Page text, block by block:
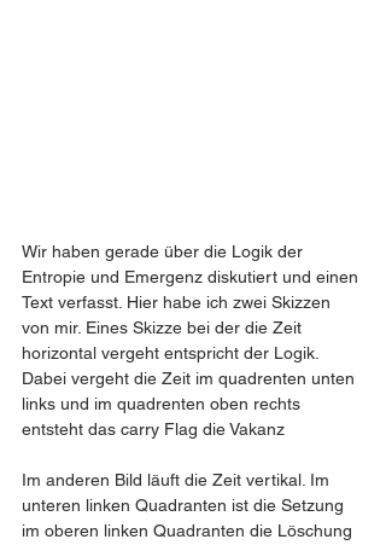
Wir haben gerade über die Logik der
Entropie und Emergenz diskutiert und einen
Text verfasst. Hier habe ich zwei Skizzen
von mir. Eines Skizze bei der die Zeit
horizontal vergeht entspricht der Logik.
Dabei vergeht die Zeit im quadrenten unten
links und im quadrenten oben rechts
entsteht das carry Flag die Vakanz
Im anderen Bild läuft die Zeit vertikal. Im
unteren linken Quadranten ist die Setzung
im oberen linken Quadranten die Löschung